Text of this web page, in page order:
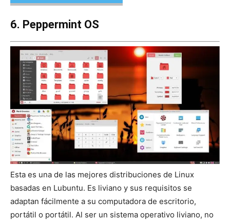
6. Peppermint OS
Esta es una de las mejores distribuciones de Linux
basadas en Lubuntu. Es liviano y sus requisitos se
adaptan fácilmente a su computadora de escritorio,
portátil o portátil. Al ser un sistema operativo liviano, no